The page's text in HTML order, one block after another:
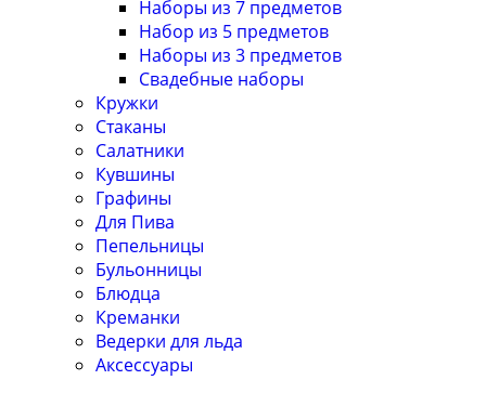
Наборы из 7 предметов
Набор из 5 предметов
Наборы из 3 предметов
Свадебные наборы
Кружки
Стаканы
Салатники
Кувшины
Графины
Для Пива
Пепельницы
Бульонницы
Блюдца
Креманки
Ведерки для льда
Аксессуары